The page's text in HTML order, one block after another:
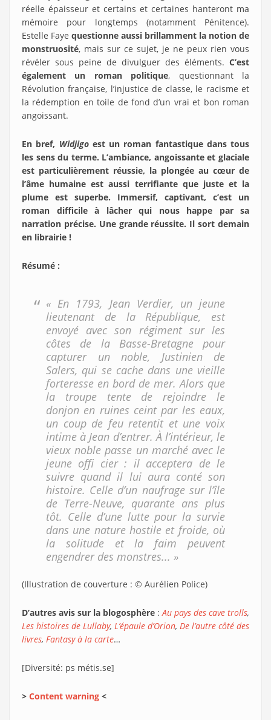
réelle épaisseur et certains et certaines hanteront ma
mémoire pour longtemps (notamment Pénitence).
Estelle Faye questionne aussi brillamment la notion de
monstruosité, mais sur ce sujet, je ne peux rien vous
révéler sous peine de divulguer des éléments. C’est
également un roman politique, questionnant la
Révolution française, l’injustice de classe, le racisme et
la rédemption en toile de fond d’un vrai et bon roman
angoissant.
En bref, Widjigo est un roman fantastique dans tous
les sens du terme. L’ambiance, angoissante et glaciale
est particulièrement réussie, la plongée au cœur de
l’âme humaine est aussi terrifiante que juste et la
plume est superbe. Immersif, captivant, c’est un
roman difficile à lâcher qui nous happe par sa
narration précise. Une grande réussite. Il sort demain
en librairie !
Résumé :
« En 1793, Jean Verdier, un jeune
lieutenant de la République, est
envoyé avec son régiment sur les
côtes de la Basse-Bretagne pour
capturer un noble, Justinien de
Salers, qui se cache dans une vieille
forteresse en bord de mer. Alors que
la troupe tente de rejoindre le
donjon en ruines ceint par les eaux,
un coup de feu retentit et une voix
intime à Jean d’entrer. À l’intérieur, le
vieux noble passe un marché avec le
jeune offi cier : il acceptera de le
suivre quand il lui aura conté son
histoire. Celle d’un naufrage sur l’île
de Terre-Neuve, quarante ans plus
tôt. Celle d’une lutte pour la survie
dans une nature hostile et froide, où
la solitude et la faim peuvent
engendrer des monstres... »
(Illustration de couverture : © Aurélien Police)
D’autres avis sur la blogosphère :Au pays des cave trolls,
Les histoires de Lullaby, L’épaule d’Orion, De l’autre côté des
livres, Fantasy à la carte…
[Diversité: ps métis.se]
> Content warning <